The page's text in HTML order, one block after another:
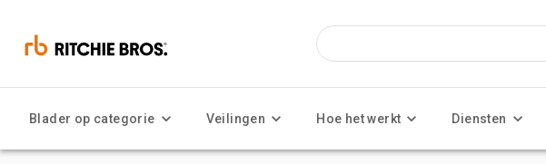
Blader op categorie Veilingen Hoe het werkt Diensten